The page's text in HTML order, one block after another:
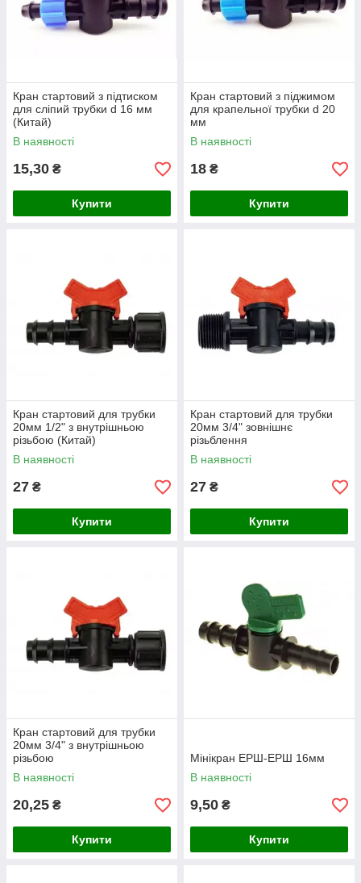
Кран стартовий з підтиском
для сліпий трубки d 16 мм
(Китай)
В наявності
15,30 ₴
Купити
Кран стартовий з піджимом
для крапельної трубки d 20
мм
В наявності
18 ₴
Купити
Кран стартовий для трубки
20мм 1/2" з внутрішньою
різьбою (Китай)
В наявності
27 ₴
Купити
Кран стартовий для трубки
20мм 3/4" зовнішнє
різьблення
В наявності
27 ₴
Купити
Кран стартовий для трубки
20мм 3/4" з внутрішньою
різьбою
В наявності
20,25 ₴
Купити
Мінікран ЕРШ-ЕРШ 16мм
В наявності
9,50 ₴
Купити